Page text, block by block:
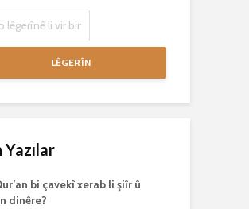
LÊGERÎN
Yazılar
bi çavekî xerab li şiîr û
dinêre?